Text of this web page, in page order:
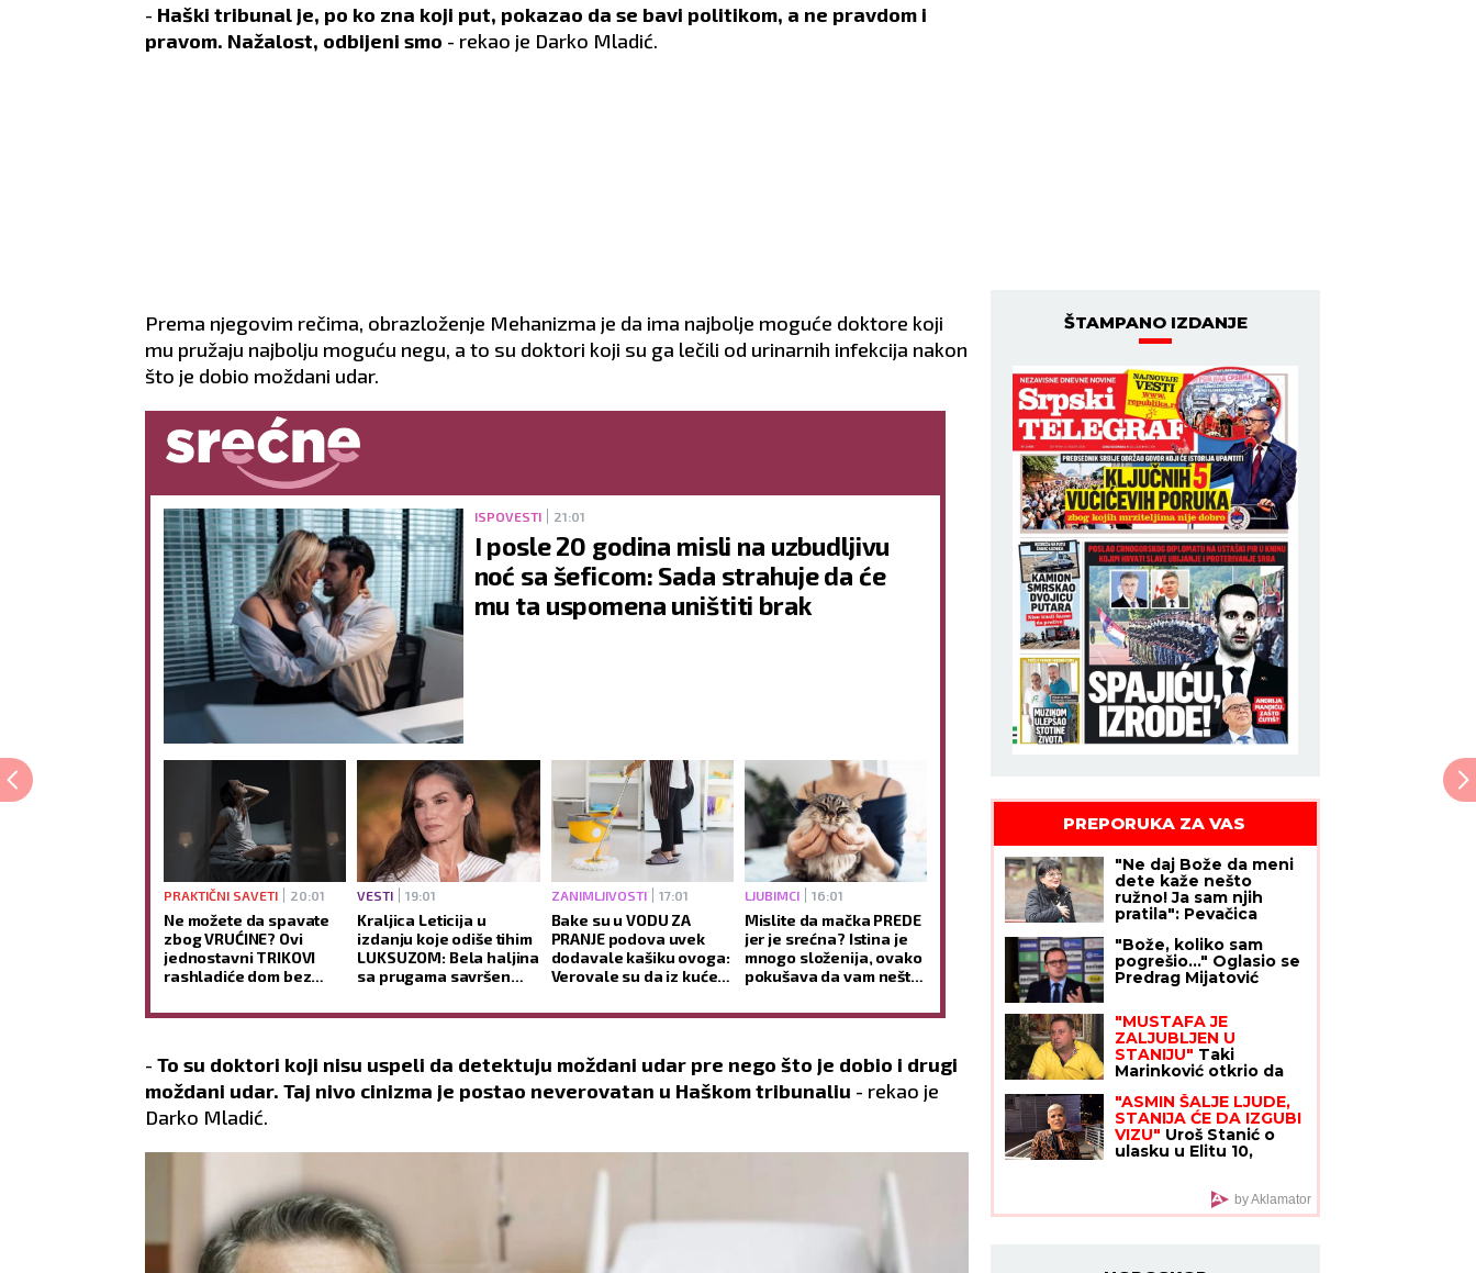
- Haški tribunal je, po ko zna koji put, pokazao da se bavi politikom, a ne pravdom i
pravom. Nažalost, odbijeni smo - rekao je Darko Mladić.
Prema njegovim rečima, obrazloženje Mehanizma je da ima najbolje moguće doktore koji
mu pružaju najbolju moguću negu, a to su doktori koji su ga lečili od urinarnih infekcija nakon
što je dobio moždani udar.
ISPOVESTI 21:01
I posle 20 godina misli na uzbudljivu
noć sa šeficom: Sada strahuje da će
mu ta uspomena uništiti brak
PRAKTIČNI SAVETI 20:01
Ne možete da spavate
zbog VRUĆINE? Ovi
jednostavni TRIKOVI
rashladiće dom bez
lakše zaspite
VESTI 19:01
Kraljica Leticija u
izdanju koje odiše tihim
LUKSUZOM: Bela haljina
sa prugama savršen
dane (GALERIJA)
ZANIMLJIVOSTI 17:01
Bake su u VODU ZA
PRANJE podova uvek
dodavale kašiku ovoga:
Verovale su da iz kuće
energiju i donosi MIR
LJUBIMCI 16:01
Mislite da mačka PREDE
jer je srećna? Istina je
mnogo složenija, ovako
pokušava da vam nešto
- To su doktori koji nisu uspeli da detektuju moždani udar pre nego što je dobio i drugi
moždani udar. Taj nivo cinizma je postao neverovatan u Haškom tribunaliu - rekao je
Darko Mladić.
ŠTAMPANO IZDANJE
PREPORUKA ZA VAS
"Ne daj Bože da meni
dete kaže nešto
ružno! Ja sam njih
pratila": Pevačica
zbog dece, o ovome
nikada nije pričala
"Bože, koliko sam
pogrešio..." Oglasio se
Predrag Mijatović
"MUSTAFA JE
ZALJUBLJEN U
STANIJU" Taki
Marinković otkrio da
OBRAČUNA sa Filipom
Carem, progovorio o
venčanju Maje i
Asmina (VIDEO)
"ASMIN ŠALJE LJUDE,
STANIJA ĆE DA IZGUBI
VIZU" Uroš Stanić o
ulasku u Elitu 10,
evra, idem u američku
ambasadu"
by Aklamator